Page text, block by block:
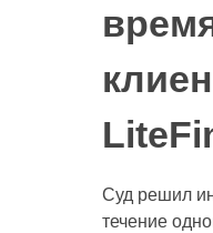
Суд решил
течение